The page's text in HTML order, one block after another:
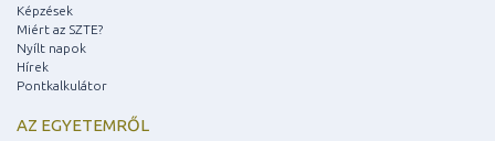
Képzések
Miért az SZTE?
Nyílt napok
Hírek
Pontkalkulátor
AZ EGYETEMRŐL